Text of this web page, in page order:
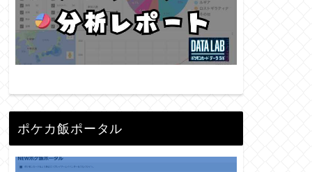
ポケカ飯ポータル